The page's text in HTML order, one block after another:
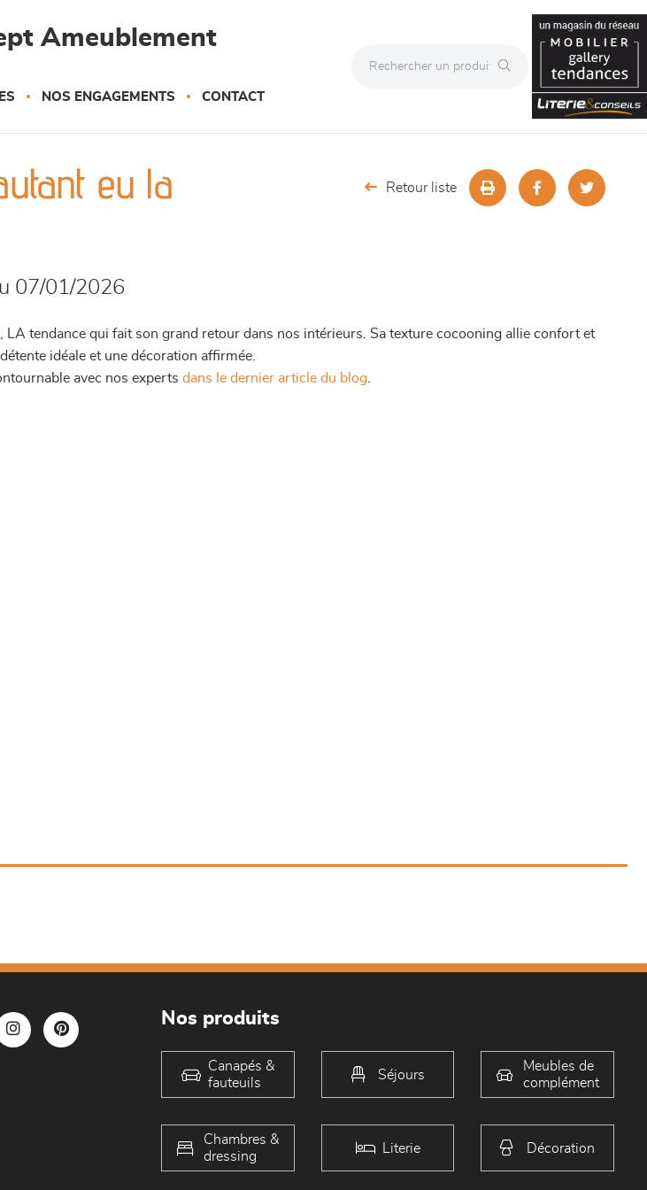
Ameublement
NOS ENGAGEMENTS CONTACT
eu la
Retour liste
07/01/2026
LA tendance qui fait son grand retour dans nos intérieurs. Sa texture cocooning allie confort et
idéale et une décoration affirmée.
avec nos expertsdans le dernier article du blog
Nos produits
Canapés &
fauteuils
Séjours
Meubles de
complément
Chambres &
dressing
Literie Décoration